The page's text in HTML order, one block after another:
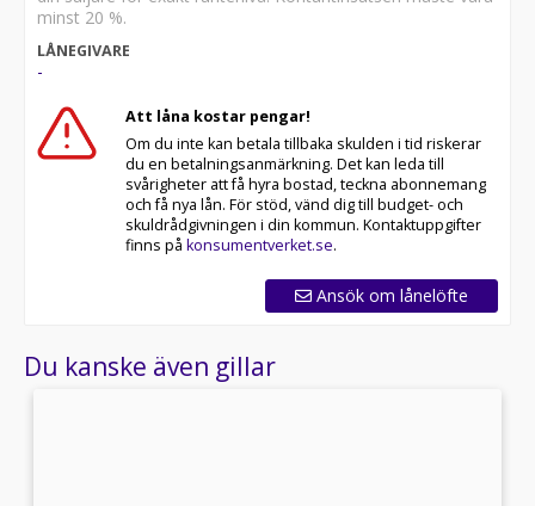
minst 20 %.
LÅNEGIVARE
-
Att låna kostar pengar!
Om du inte kan betala tillbaka skulden i tid riskerar
du en betalningsanmärkning. Det kan leda till
svårigheter att få hyra bostad, teckna abonnemang
och få nya lån. För stöd, vänd dig till budget- och
skuldrådgivningen i din kommun. Kontaktuppgifter
finns på konsumentverket.se.
Ansök om lånelöfte
Du kanske även gillar